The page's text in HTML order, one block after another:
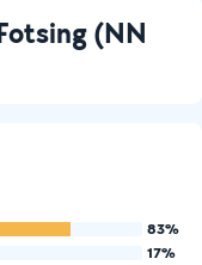
(NN
83%
17%